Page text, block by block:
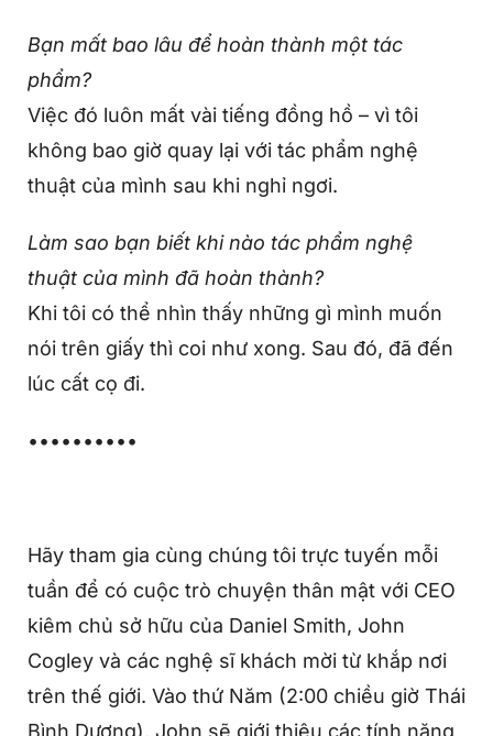
Bạn mất bao lâu để hoàn thành một tác
phẩm?
Việc đó luôn mất vài tiếng đồng hồ – vì tôi
không bao giờ quay lại với tác phẩm nghệ
thuật của mình sau khi nghỉ ngơi.
Làm sao bạn biết khi nào tác phẩm nghệ
thuật của mình đã hoàn thành?
Khi tôi có thể nhìn thấy những gì mình muốn
nói trên giấy thì coi như xong. Sau đó, đã đến
lúc cất cọ đi.
••••••••••
Hãy tham gia cùng chúng tôi trực tuyến mỗi
tuần để có cuộc trò chuyện thân mật với CEO
kiêm chủ sở hữu của Daniel Smith, John
Cogley và các nghệ sĩ khách mời từ khắp nơi
trên thế giới. Vào thứ Năm (2:00 chiều giờ Thái
Bình Dương), John sẽ giới thiệu các tính năng